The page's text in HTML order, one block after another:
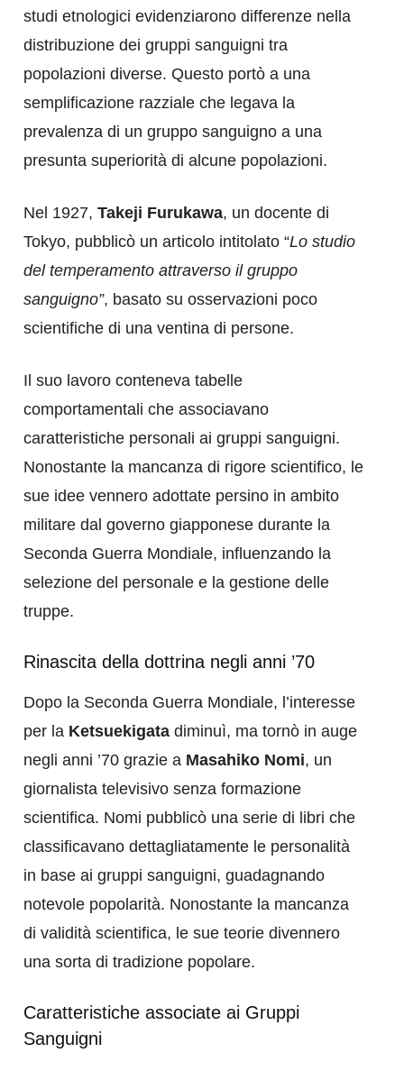
studi etnologici evidenziarono differenze nella
distribuzione dei gruppi sanguigni tra
popolazioni diverse. Questo portò a una
semplificazione razziale che legava la
prevalenza di un gruppo sanguigno a una
presunta superiorità di alcune popolazioni.
Nel 1927, Takeji Furukawa, un docente di
Tokyo, pubblicò un articolo intitolato “Lo studio
del temperamento attraverso il gruppo
sanguigno”, basato su osservazioni poco
scientifiche di una ventina di persone.
Il suo lavoro conteneva tabelle
comportamentali che associavano
caratteristiche personali ai gruppi sanguigni.
Nonostante la mancanza di rigore scientifico, le
sue idee vennero adottate persino in ambito
militare dal governo giapponese durante la
Seconda Guerra Mondiale, influenzando la
selezione del personale e la gestione delle
truppe.
Rinascita della dottrina negli anni ’70
Dopo la Seconda Guerra Mondiale, l’interesse
per la Ketsuekigata diminuì, ma tornò in auge
negli anni ’70 grazie a Masahiko Nomi, un
giornalista televisivo senza formazione
scientifica. Nomi pubblicò una serie di libri che
classificavano dettagliatamente le personalità
in base ai gruppi sanguigni, guadagnando
notevole popolarità. Nonostante la mancanza
di validità scientifica, le sue teorie divennero
una sorta di tradizione popolare.
Caratteristiche associate ai Gruppi
Sanguigni